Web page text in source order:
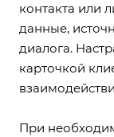
контакта или
данные,
диалога.
карточкой
При